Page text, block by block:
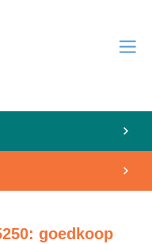
goedkoop